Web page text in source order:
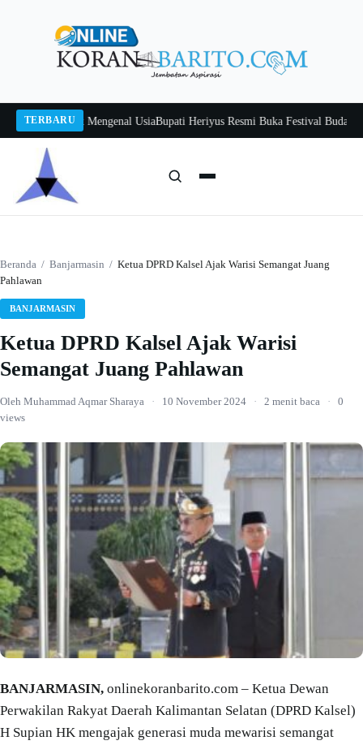
TERBARU
Belajar Tak Mengenal UsiaBupati Heriyus Resmi Buka Festival Budaya Tira
Beranda / Banjarmasin / Ketua DPRD Kalsel Ajak Warisi Semangat Juang
Pahlawan
BANJARMASIN
Ketua DPRD Kalsel Ajak Warisi
Semangat Juang Pahlawan
Oleh Muhammad Aqmar Sharaya · 10 November 2024 · 2 menit baca ·
0
views
BANJARMASIN, onlinekoranbarito.com – Ketua Dewan
Perwakilan Rakyat Daerah Kalimantan Selatan (DPRD Kalsel)
H Supian HK mengajak generasi muda mewarisi semangat